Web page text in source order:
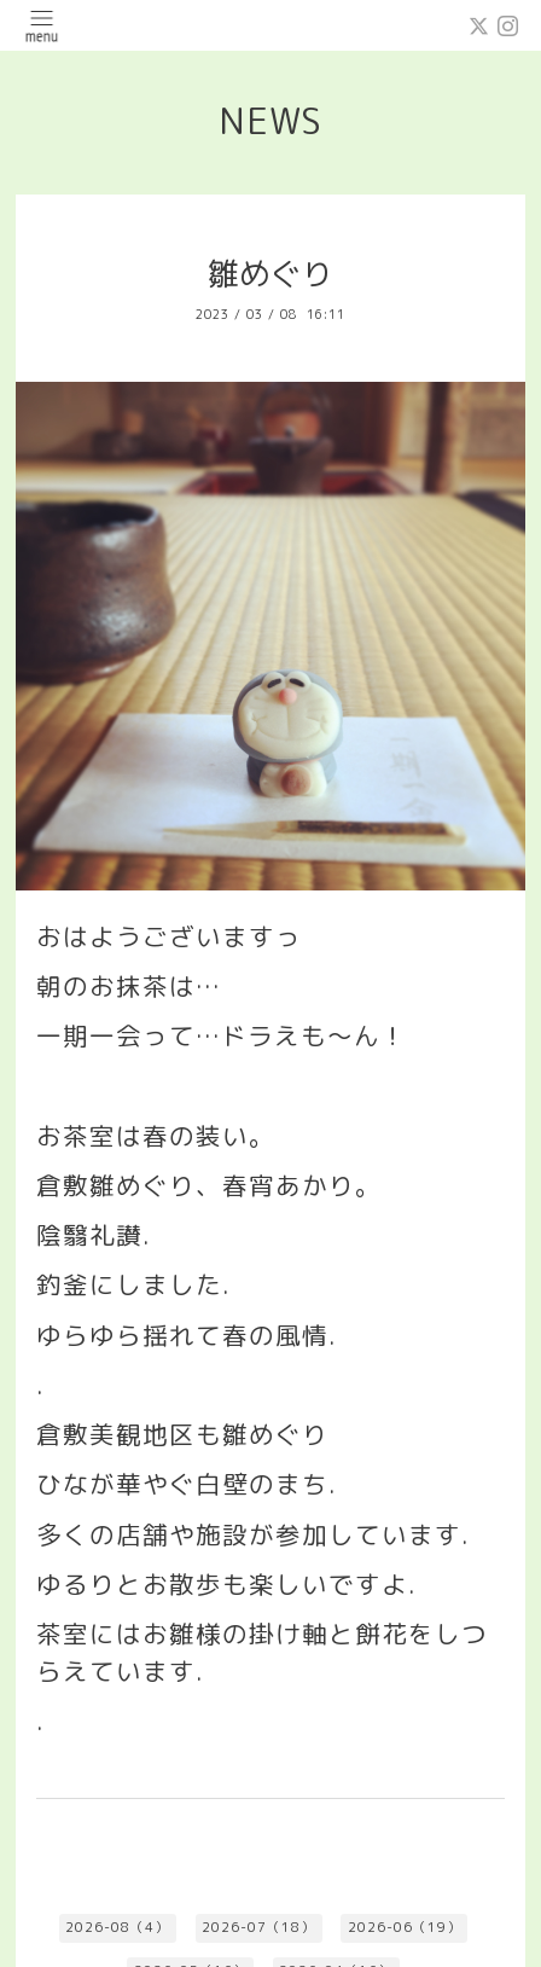
NEWS
雛めぐり
2023 / 03 / 08 16:11
おはようございますっ
朝のお抹茶は…
一期一会って… ドラえも〜ん！
お茶室は春の装い。
倉敷雛めぐり、春宵あかり。
陰翳礼讃.
釣釜にしました.
ゆらゆら揺れて春の風情.
.
倉敷美観地区も雛めぐり
ひなが華やぐ白壁のまち.
多くの店舗や施設が参加しています.
ゆるりとお散歩も楽しいですよ.
茶室にはお雛様の掛け軸と餅花をしつ
らえています.
.
2026-08（4） 2026-07（18） 2026-06（19）